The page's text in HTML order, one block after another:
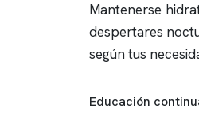
Mantenerse
despertares
según tus
Educación